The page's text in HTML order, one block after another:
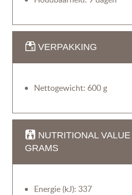
VERPAKKING
Nettogewicht: 600 g
NUTRITIONAL
GRAMS
Energie (kJ): 337